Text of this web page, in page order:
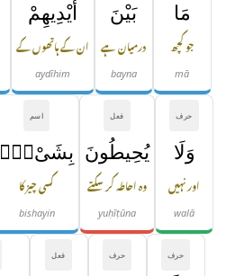
مَا
جو کچھ
mā
بَيْنَ
درمیان ہے
bayna
أَيْدِيهِمْ
ان کے ہاتھوں کے
aydīhim
حرف
وَلَا
اور نہیں
walā
فعل
يُحِيطُونَ
وہ احاطہ کر سکتے
yuḥīṭūna
اسم
بِشَىْءٍۢ
کسی چیز کا
bishayin
حرف حرف فعل